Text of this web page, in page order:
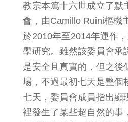
教宗本篤十六世成立了默
會，由Camillo Ruini樞機
於2010年至2014年運作
學研究。雖然該委員會承
是安全且真實的，但之後
場，不過最初七天是整個
七天，委員會成員指出顯
裡發生了某些超自然的事